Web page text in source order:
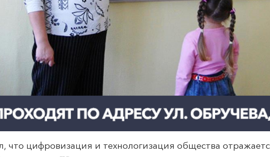
что цифровизация и технологизация общества